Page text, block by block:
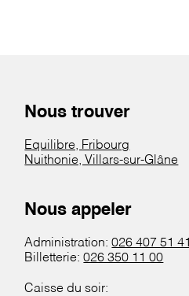
Nous trouver
Equilibre, Fribourg
Nuithonie, Villars-sur-Glâne
Nous appeler
Administration:026 407 51 41
Billetterie:026 350 11 00
Caisse du soir: